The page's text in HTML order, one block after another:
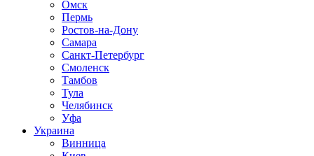
Омск
Пермь
Ростов-на-Дону
Самара
Санкт-Петербург
Смоленск
Тамбов
Тула
Челябинск
Уфа
Украина
Винница